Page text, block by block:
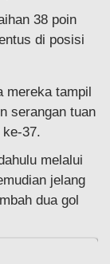
38 poin
di posisi
mereka tampil
serangan tuan
37.
melalui
jelang
dua gol